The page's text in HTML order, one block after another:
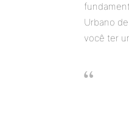
Urbano
você ter